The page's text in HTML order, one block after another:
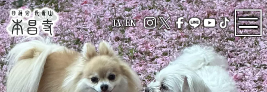
JA/EN